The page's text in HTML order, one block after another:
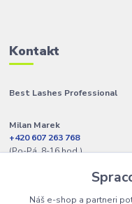
Kontakt
Best Lashes Professional
Milan Marek
+420 607 263 768
(Po-Pá, 8-16 hod.)
info@best-lashes.sk
Náš e-shop a partneri